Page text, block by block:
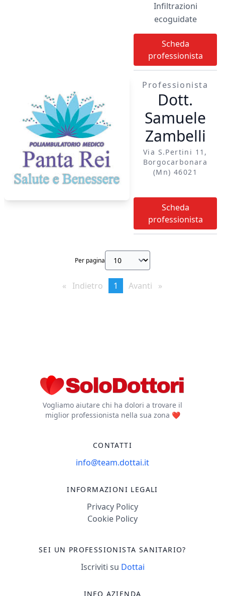
Infiltrazioni
ecoguidate
Scheda
professionista
Professionista
Dott.
Samuele
Zambelli
Via S.pertini 11,
Borgocarbonara
(mn) 46021
Scheda
professionista
Per pagina
Indietro pageYou're
1 Avanti page
Vogliamo aiutare chi ha dolori a trovare il
miglior professionista nella sua zona ❤️
CONTATTI
info@team.dottai.it
INFORMAZIONI LEGALI
Privacy Policy
Cookie Policy
SEI UN PROFESSIONISTA SANITARIO?
Iscriviti su Dottai
INFO AZIENDA